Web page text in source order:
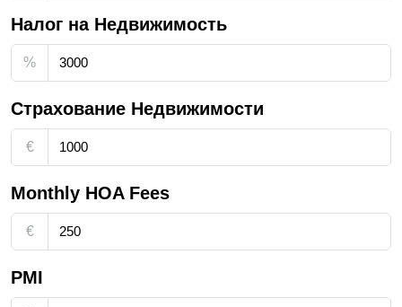
Налог на Недвижимость
%
Страхование Недвижимости
€
Monthly HOA Fees
€
PMI